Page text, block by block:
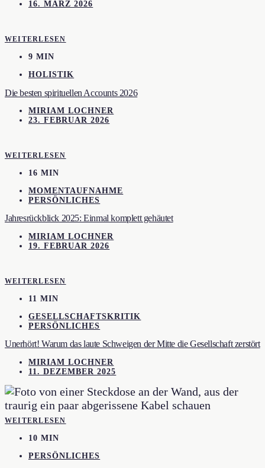
16. MÄRZ 2026
WEITERLESEN
9 MIN
HOLISTIK
Die besten spirituellen Accounts 2026
MIRIAM LOCHNER
23. FEBRUAR 2026
WEITERLESEN
16 MIN
MOMENTAUFNAHME
PERSÖNLICHES
Jahresrückblick 2025: Einmal komplett gehäutet
MIRIAM LOCHNER
19. FEBRUAR 2026
WEITERLESEN
11 MIN
GESELLSCHAFTSKRITIK
PERSÖNLICHES
Unerhört! Warum das laute Schweigen der Mitte die Gesellschaft zerstört
MIRIAM LOCHNER
11. DEZEMBER 2025
WEITERLESEN
10 MIN
PERSÖNLICHES